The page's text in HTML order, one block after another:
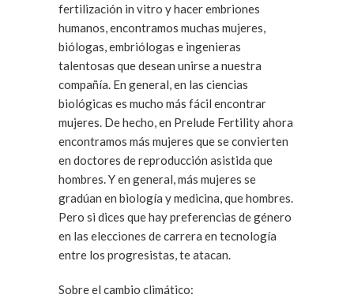
fertilización in vitro y hacer embriones
humanos, encontramos muchas mujeres,
biólogas, embriólogas e ingenieras
talentosas que desean unirse a nuestra
compañía. En general, en las ciencias
biológicas es mucho más fácil encontrar
mujeres. De hecho, en Prelude Fertility ahora
encontramos más mujeres que se convierten
en doctores de reproducción asistida que
hombres. Y en general, más mujeres se
gradúan en biología y medicina, que hombres.
Pero si dices que hay preferencias de género
en las elecciones de carrera en tecnología
entre los progresistas, te atacan.
Sobre el cambio climático: